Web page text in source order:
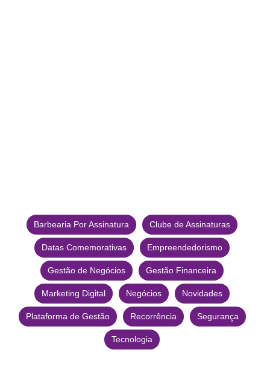
Barbearia Por Assinatura Clube de Assinaturas
Datas Comemorativas Empreendedorismo
Gestão de Negócios Gestão Financeira
Marketing Digital Negócios Novidades
Plataforma de Gestão Recorrência Segurança
Tecnologia